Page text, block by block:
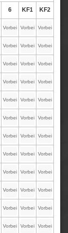
6 KF1 KF2
Vorbei Vorbei Vorbei
Vorbei Vorbei Vorbei
Vorbei Vorbei Vorbei
Vorbei Vorbei Vorbei
Vorbei Vorbei Vorbei
Vorbei Vorbei Vorbei
Vorbei Vorbei Vorbei
Vorbei Vorbei Vorbei
Vorbei Vorbei Vorbei
Vorbei Vorbei Vorbei
Vorbei Vorbei Vorbei
Vorbei Vorbei Vorbei